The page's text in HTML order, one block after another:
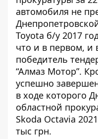
автомобиля не
Toyota б/у 2017
что и в первом, и
победитель
“Алмаз Мотор”.
успешно
в ходе которого
областной
Skoda Octavia
тыс грн.